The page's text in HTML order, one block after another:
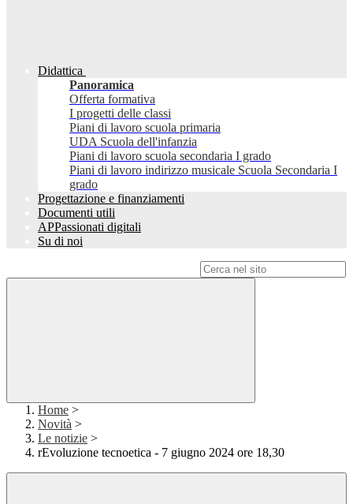
Didattica
Panoramica
Offerta formativa
I progetti delle classi
Piani di lavoro scuola primaria
UDA Scuola dell'infanzia
Piani di lavoro scuola secondaria I grado
Piani di lavoro indirizzo musicale Scuola Secondaria I
grado
Progettazione e finanziamenti
Documenti utili
APPassionati digitali
Su di noi
Home >
Novità >
Le notizie >
rEvoluzione tecnoetica - 7 giugno 2024 ore 18,30